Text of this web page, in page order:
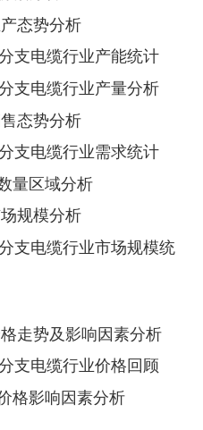
态势分析
支电缆行业产能统计
支电缆行业产量分析
态势分析
支电缆行业需求统计
量区域分析
规模分析
支电缆行业市场规模统
走势及影响因素分析
支电缆行业价格回顾
格影响因素分析